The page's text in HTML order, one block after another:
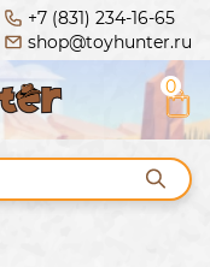
+7 (831) 234-16-65
shop@toyhunter.ru
0